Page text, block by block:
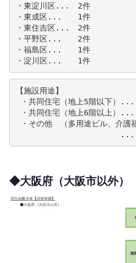
・東淀川区...　2件
・東成区...　　1件
・東住吉区...　2件
・平野区...　　2件
・福島区...　　1件
・淀川区...　　1件
【施設用途】
・共同住宅（地上5階以下）
・共同住宅（地上6階以上）...
・その他　（多用途ビル、介護
... 　3
◆大阪府（大阪市以外）